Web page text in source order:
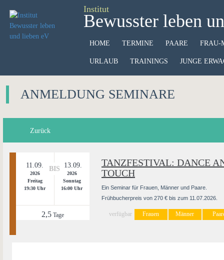
Institut
Bewusster leben
HOME TERMINE PAARE FRAU-
URLAUB TRAININGS JUNGE
ANMELDUNG SEMINARE
Zurück
11.09.
2026
Freitag
19:30 Uhr
13.09.
2026
Sonntag
16:00 Uhr
2,5 Tage
BIS
TANZFESTIVAL: DANCE
TOUCH
Ein Seminar für Frauen, Männer und Paare.
Frühbucherpreis von 270 € bis zum 11.07.2026.
verfügbar Frauen Männer